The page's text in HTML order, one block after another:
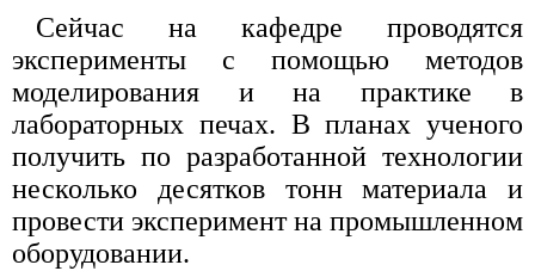
Сейчас на кафедре проводятся
эксперименты с помощью методов
моделирования и на практике в
лабораторных печах. В планах ученого
получить по разработанной технологии
несколько десятков тонн материала и
провести эксперимент на промышленном
оборудовании.